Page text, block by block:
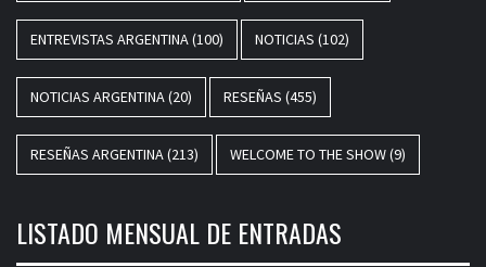
ENTREVISTAS ARGENTINA(100) NOTICIAS (102)
NOTICIAS ARGENTINA(20) RESEÑAS (455)
RESEÑAS ARGENTINA(213) WELCOME TO THE SHOW(9)
LISTADO MENSUAL DE ENTRADAS